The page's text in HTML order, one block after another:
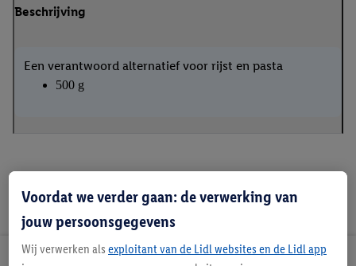
Beschrijving
Een verantwoord alternatief voor rijst en pasta
500 g
Voordat we verder gaan: de verwerking van
jouw persoonsgegevens
Wij verwerken als exploitant van de Lidl websites en de Lidl app